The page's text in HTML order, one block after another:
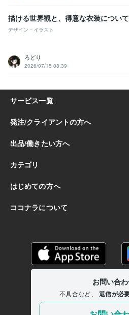
描ける世界観と、得意な衣装について
デザイン・イラスト
ろどり
2026/07/15 08:39